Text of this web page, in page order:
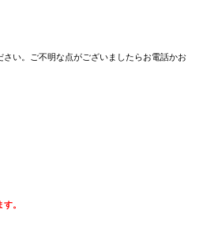
い。ご不明な点がございましたらお電話かお
。